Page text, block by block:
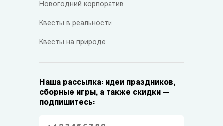
Новогодний корпоратив
Квесты в реальности
Квесты на природе
Наша рассылка: идеи праздников,
сборные игры, а также скидки —
подпишитесь: